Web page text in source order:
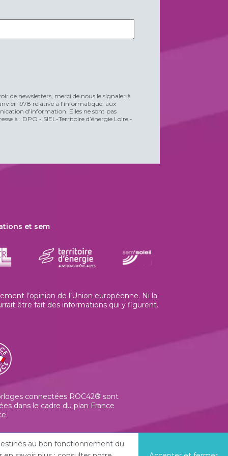
de newsletters, merci de nous le signaler à
1978 relative à l’informatique, aux
d'information. Elles ne sont pas
à : DPO - SIEL-Territoire d’énergie Loire -
et sem
l’opinion de l’Union européenne. Ni la
être fait des informations qui y figurent.
connectées ROC42® sont
dans le cadre du plan France
au bon fonctionnement du